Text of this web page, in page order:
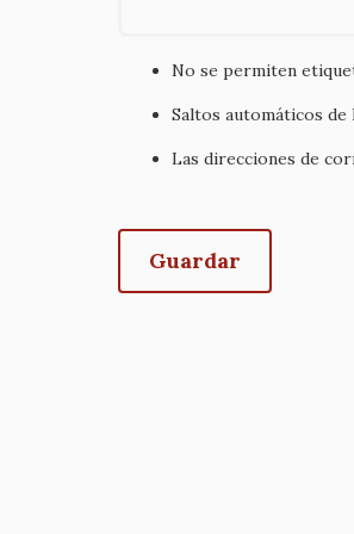
No se permiten
Saltos automáticos de
Las direcciones de